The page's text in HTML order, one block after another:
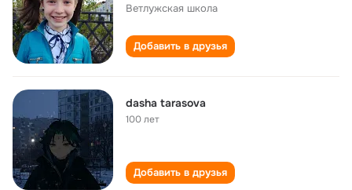
Ветлужская школа
Добавить в друзья
dasha tarasova
100 лет
Добавить в друзья